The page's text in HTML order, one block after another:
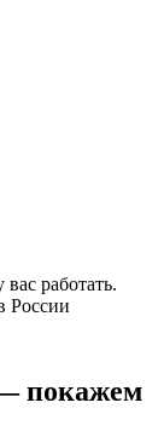
работать.
России
покажем